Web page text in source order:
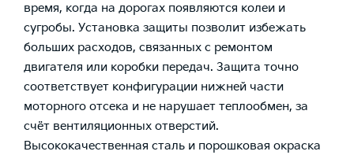
время, когда на дорогах появляются колеи и
сугробы. Установка защиты позволит избежать
больших расходов, связанных с ремонтом
двигателя или коробки передач. Защита точно
соответствует конфигурации нижней части
моторного отсека и не нарушает теплообмен, за
счёт вентиляционных отверстий.
Высококачественная сталь и порошковая окраска